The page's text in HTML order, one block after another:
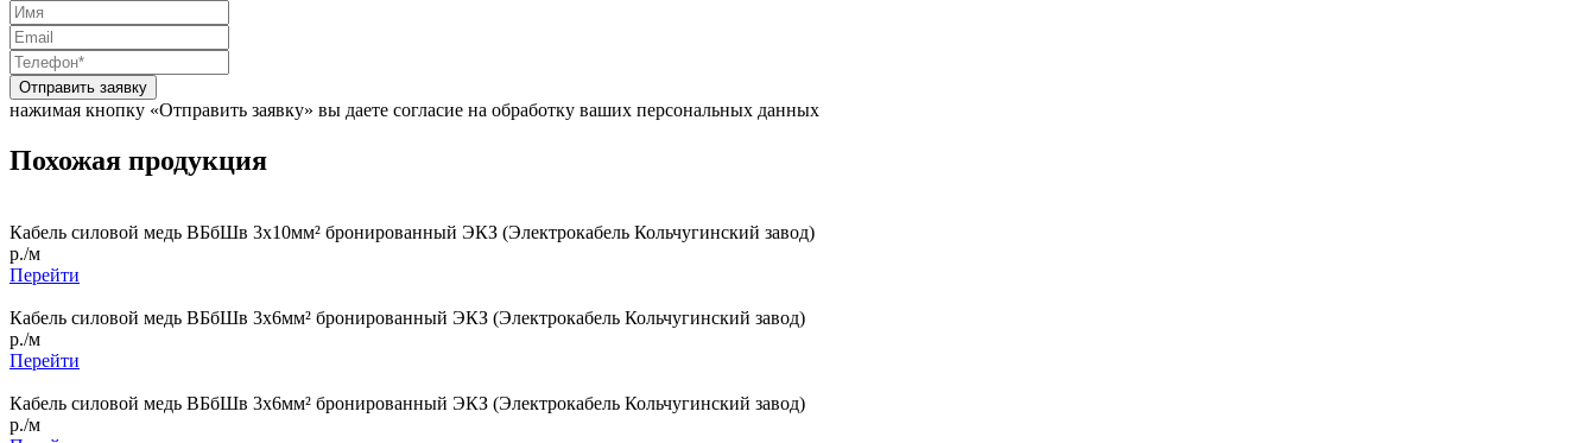
Отправить заявку
нажимая кнопку «Отправить заявку» вы даете согласие на обработку ваших персональных данных
Похожая продукция
Кабель силовой медь ВБбШв 3x10мм² бронированный ЭКЗ (Электрокабель Кольчугинский завод)
р./м
Перейти
Кабель силовой медь ВБбШв 3x6мм² бронированный ЭКЗ (Электрокабель Кольчугинский завод)
р./м
Перейти
Кабель силовой медь ВБбШв 3x6мм² бронированный ЭКЗ (Электрокабель Кольчугинский завод)
р./м